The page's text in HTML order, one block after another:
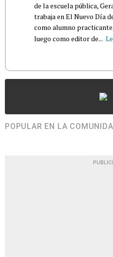
de la escuela pública,
trabaja en El Nuevo Día
como alumno
luego como editor de...
POPULAR EN LA